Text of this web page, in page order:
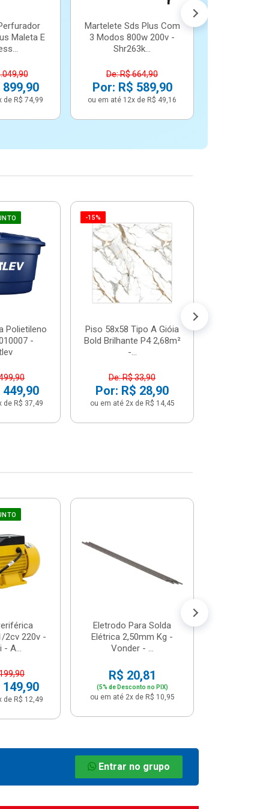
Maleta E
de R$ 74,99
Martelete Sds Plus Com
3 Modos 800w 200v -
Shr263k...
De: R$ 664,90
Por: R$ 589,90
ou em até 12x de R$ 49,16
Polietileno
-
de R$ 37,49
-15%
Piso 58x58 Tipo A Gióia
Bold Brilhante P4 2,68m²
-...
De: R$ 33,90
Por: R$ 28,90
ou em até 2x de R$ 14,45
2cv 220v -
- A...
149,90
de R$ 12,49
Eletrodo Para Solda
Elétrica 2,50mm Kg -
Vonder - ...
R$ 20,81
(5% de Desconto no PIX)
ou em até 2x de R$ 10,95
Entrar no grupo